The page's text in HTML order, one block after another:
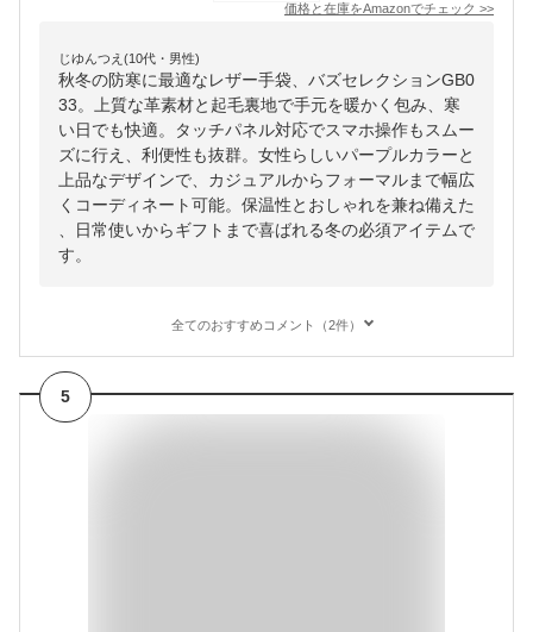
価格と在庫をAmazonでチェック >>
じゆんつえ(10代・男性)
秋冬の防寒に最適なレザー手袋、バズセレクションGB0
33。上質な革素材と起毛裏地で手元を暖かく包み、寒
い日でも快適。タッチパネル対応でスマホ操作もスムー
ズに行え、利便性も抜群。女性らしいパープルカラーと
上品なデザインで、カジュアルからフォーマルまで幅広
くコーディネート可能。保温性とおしゃれを兼ね備えた
、日常使いからギフトまで喜ばれる冬の必須アイテムで
す。
全てのおすすめコメント（2件）
5